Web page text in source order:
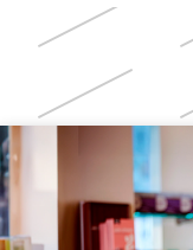
Weitere
Themen